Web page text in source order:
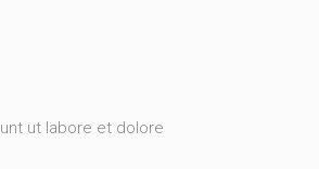
ut labore et dolore